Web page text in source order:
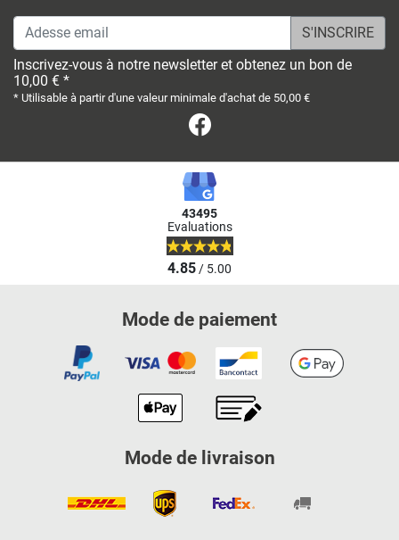
Adesse email
Inscrivez-vous à notre newsletter et obtenez un bon de
10,00 € *
* Utilisable à partir d'une valeur minimale d'achat de 50,00 €
43495
Evaluations
4.85/ 5.00
Mode de paiement
Mode de livraison